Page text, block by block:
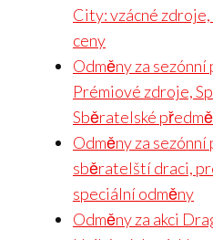
City: vzácné
ceny
Odměny za
Prémiové zdroje,
Sběratelské
Odměny za
sběratelští draci,
speciální odměny
Odměny za akci